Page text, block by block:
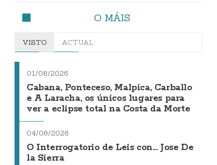
O MÁIS
VISTO ACTUAL
01/08/2026
Cabana, Ponteceso, Malpica, Carballo
e A Laracha, os únicos lugares para
ver a eclipse total na Costa da Morte
04/08/2026
O Interrogatorio de Leis con... Jose De
la Sierra